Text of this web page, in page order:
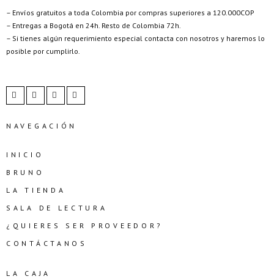
– Envíos gratuitos a toda Colombia por compras superiores a 120.000COP
– Entregas a Bogotá en 24h. Resto de Colombia 72h.
– Si tienes algún requerimiento especial contacta con nosotros y haremos lo
posible por cumplirlo.
NAVEGACIÓN
INICIO
BRUNO
LA TIENDA
SALA DE LECTURA
¿QUIERES SER PROVEEDOR?
CONTÁCTANOS
LA CAJA